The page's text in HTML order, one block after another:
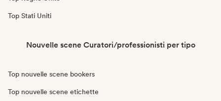
Top Stati Uniti
Nouvelle scene Curatori/professionisti per tipo
Top nouvelle scene bookers
Top nouvelle scene etichette